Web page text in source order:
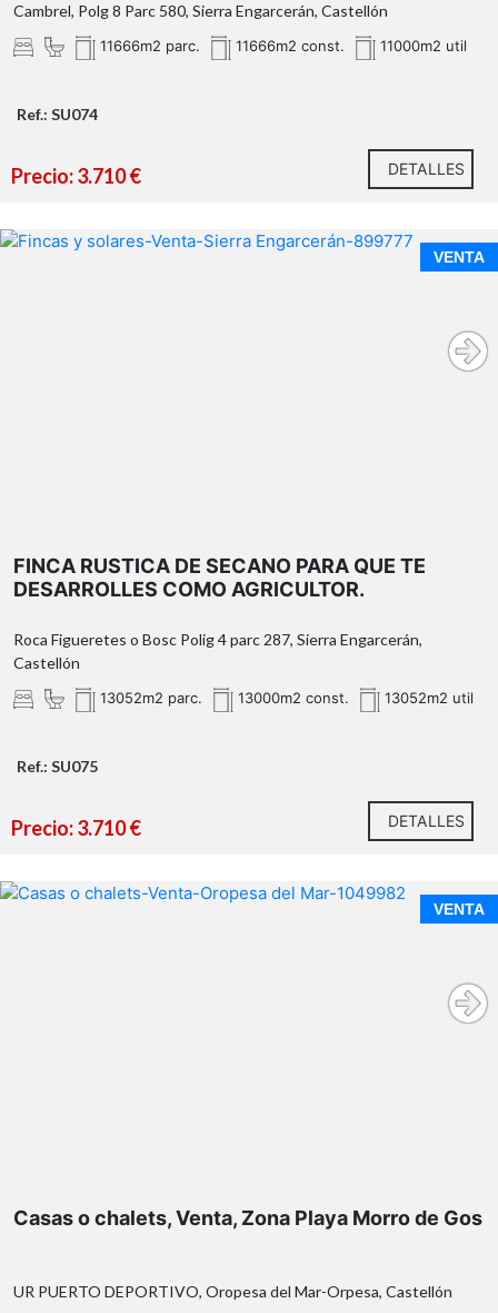
Cambrel, Polg 8 Parc 580, Sierra Engarcerán, Castellón
11666m2 parc. 11666m2 const. 11000m2 util
Ref.: SU074
Precio: 3.710 € DETALLES
VENTA
FINCA RUSTICA DE SECANO PARA QUE TE
DESARROLLES COMO AGRICULTOR.
Roca Figueretes o Bosc Polig 4 parc 287, Sierra Engarcerán,
Castellón
13052m2 parc. 13000m2 const. 13052m2 util
Ref.: SU075
Precio: 3.710 € DETALLES
VENTA
Casas o chalets, Venta, Zona Playa Morro de Gos
UR PUERTO DEPORTIVO, Oropesa del Mar-Orpesa, Castellón